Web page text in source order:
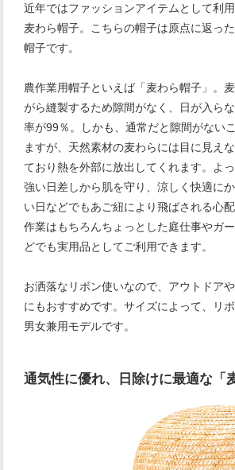
近年ではファッションアイテムとして利
麦わら帽子。こちらの帽子は原点に返っ
帽子です。
農作業用帽子といえば「麦わら帽子」。
がら縫製するため隙間がなく、日が入ら
率が99％。しかも、通常だと隙間がない
ますが、天然素材の麦わらには目に見え
ており熱を外部に放出してくれます。よ
強い日差しから肌を守り、涼しく快適に
い日などでもあご紐により飛ばされる心
作業はもちろんちょっとした庭仕事やガ
どでも実用品としてご利用できます。
お洒落なリボン使いなので、アウトドア
にもおすすめです。サイズによって、リ
男女兼用モデルです。
通気性に優れ、日除けに最適な「